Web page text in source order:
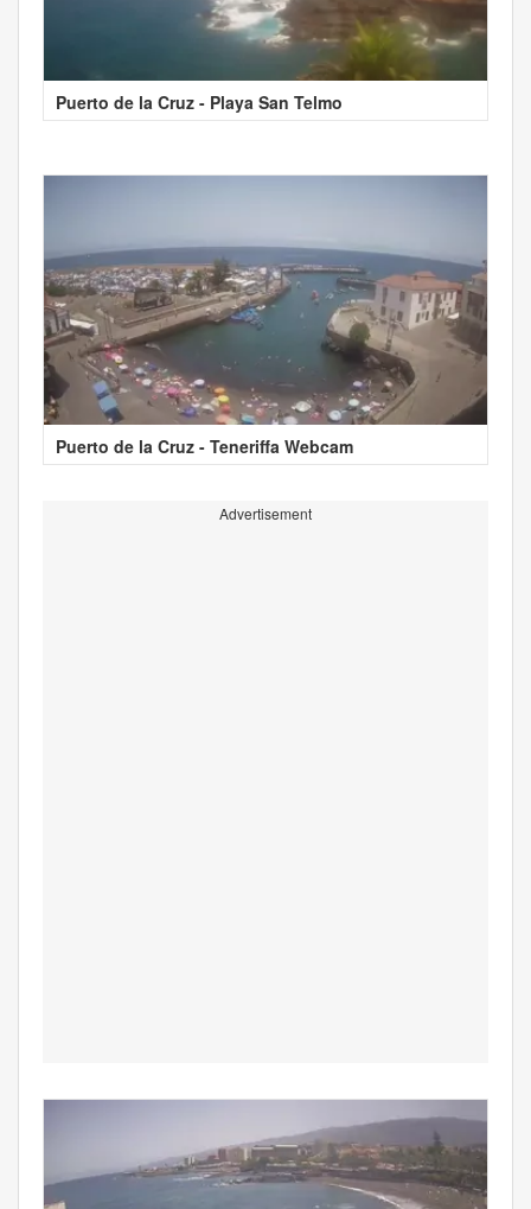
Puerto de la Cruz - Playa San Telmo
Puerto de la Cruz - Teneriffa Webcam
Advertisement